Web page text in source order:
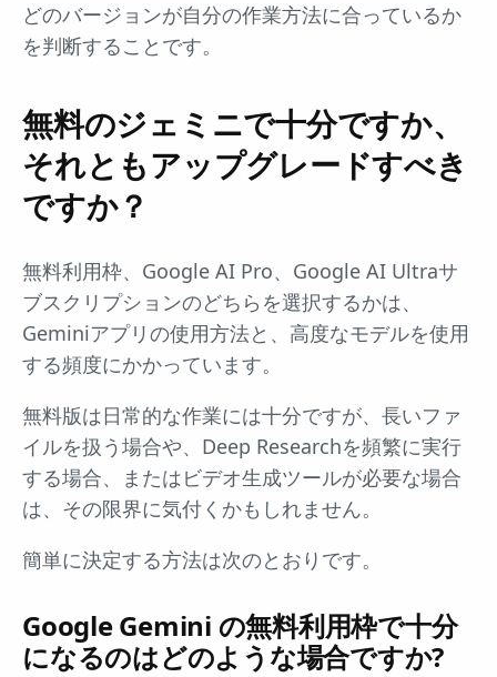
どのバージョンが自分の作業方法に合っているか
を判断することです。
無料のジェミニで十分ですか、
それともアップグレードすべき
ですか？
無料利用枠、Google AI Pro、Google AI Ultraサ
ブスクリプションのどちらを選択するかは、
Geminiアプリの使用方法と、高度なモデルを使用
する頻度にかかっています。
無料版は日常的な作業には十分ですが、長いファ
イルを扱う場合や、Deep Researchを頻繁に実行
する場合、またはビデオ生成ツールが必要な場合
は、その限界に気付くかもしれません。
簡単に決定する方法は次のとおりです。
Google Gemini の無料利用枠で十分
になるのはどのような場合ですか?